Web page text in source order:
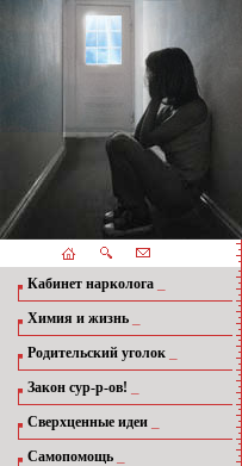
Кабинет нарколога
Химия и жизнь
Родительский уголок
Закон сур-р-ов!
Сверхценные идеи
Самопомощь